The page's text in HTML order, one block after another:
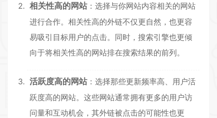
相关性高的网站：选择与你网站内容相关的网站
进行合作。相关性高的外链不仅更自然，也更容
易吸引目标用户的点击。同时，搜索引擎也更倾
向于将相关性高的网站排在搜索结果的前列。
活跃度高的网站：选择那些更新频率高、用户活
跃度高的网站。这些网站通常拥有更多的用户访
问量和互动机会，其外链被点击的可能性也更